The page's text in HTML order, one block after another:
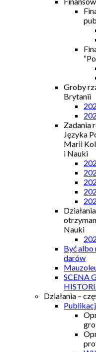
Groby
Brytanii
Zadania
Języka
Marii
i Nauki
Nauki
Być albo
darów
SCENA
Działania –